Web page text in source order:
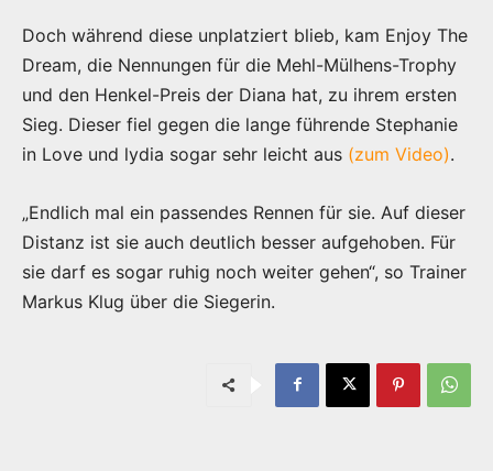
Doch während diese unplatziert blieb, kam Enjoy The
Dream, die Nennungen für die Mehl-Mülhens-Trophy
und den Henkel-Preis der Diana hat, zu ihrem ersten
Sieg. Dieser fiel gegen die lange führende Stephanie
in Love und lydia sogar sehr leicht aus (zum Video).
„Endlich mal ein passendes Rennen für sie. Auf dieser
Distanz ist sie auch deutlich besser aufgehoben. Für
sie darf es sogar ruhig noch weiter gehen“, so Trainer
Markus Klug über die Siegerin.